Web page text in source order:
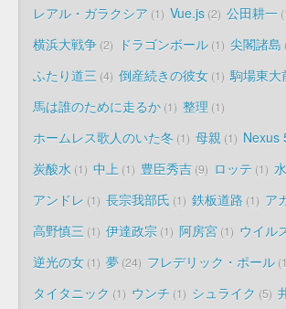
レアル・ガラクシア 1 Vue.js 2 公田耕一
横浜大戦争 2 ドラゴンボール 1 尖閣諸島
ふたり道三 4 倒産続きの彼女 1 駒場東大
馬は誰のために走るか 1 整理 1
ホームレス歌人のいた冬 1 母親 1 Nexus
炭酸水 1 中上 1 豊臣秀吉 9 ロッテ 1
アンドレ 1 長宗我部氏 1 鉄板道路 1 ア
高野慎三 1 伊達政宗 1 阿房宮 1 ウイル
逆光の女 1 夢 24 フレデリック・ポール 1
タイタニック 1 ウンチ 1 シュライク 5